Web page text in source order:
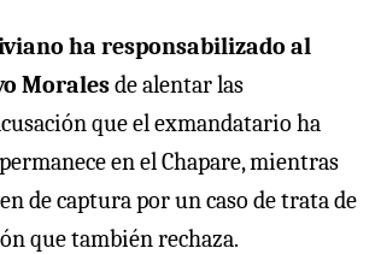
ha responsabilizado al
Moralesde alentar las
que el exmandatario ha
en el Chapare, mientras
de captura por un caso de trata de
que también rechaza.